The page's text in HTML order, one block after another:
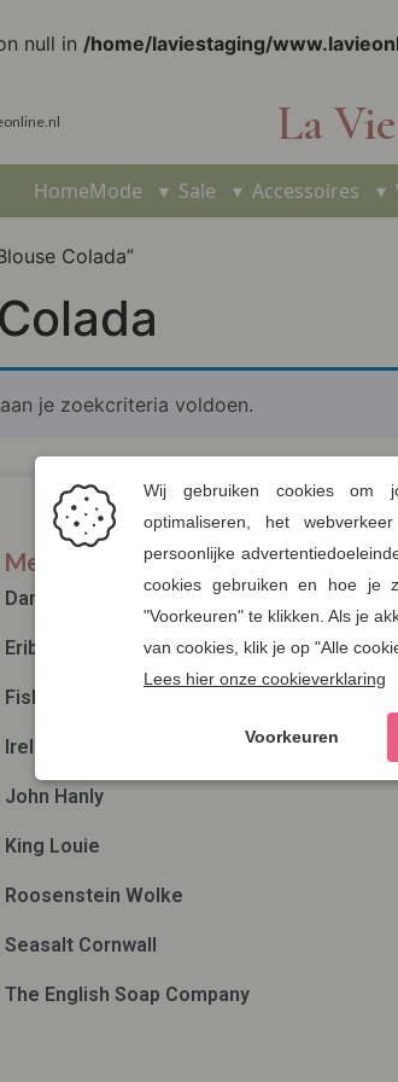
null in /home/laviestaging/
La Vie
HomeMode ▾ Sale ▾ Accessoires ▾
Colada”
je zoekcriteria voldoen.
Merken
Danefae
Eribé
Fisherman out of Ireland
Irelands Eye
John Hanly
King Louie
Roosenstein Wolke
Seasalt Cornwall
The English Soap Company